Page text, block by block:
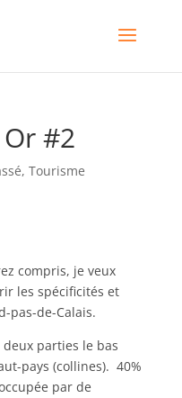
#2
, Tourisme
compris, je veux
les spécificités et
pas-de-Calais.
parties le bas
pays (collines). 40%
par de